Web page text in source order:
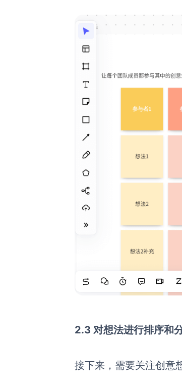
2.3 对想法进行排序和
接下来，需要关注创意